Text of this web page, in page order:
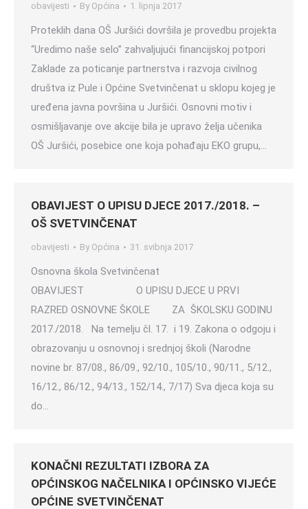
obavijesti By Općina 1. lipnja 2017
Proteklih dana OŠ Juršići dovršila je provedbu projekta
“Uredimo naše selo” zahvaljujući financijskoj potpori
Zaklade za poticanje partnerstva i razvoja civilnog
društva iz Pule i Općine Svetvinčenat u sklopu kojeg je
uređena javna površina u Juršići. Osnovni motiv i
osmišljavanje ove akcije bila je upravo želja učenika
OŠ Juršići, posebice one koja pohađaju EKO grupu,…
OBAVIJEST O UPISU DJECE 2017./2018. –
OŠ SVETVINČENAT
obavijesti By Općina 31. svibnja 2017
Osnovna škola Svetvinčenat
OBAVIJEST O UPISU DJECE U PRVI
RAZRED OSNOVNE ŠKOLE ZA ŠKOLSKU GODINU
2017./2018. Na temelju čl. 17. i 19. Zakona o odgoju i
obrazovanju u osnovnoj i srednjoj školi (Narodne
novine br. 87/08., 86/09., 92/10., 105/10., 90/11., 5/12.,
16/12., 86/12., 94/13., 152/14., 7/17) Sva djeca koja su
do…
KONAČNI REZULTATI IZBORA ZA
OPĆINSKOG NAČELNIKA I OPĆINSKO VIJEĆE
OPĆINE SVETVINČENAT